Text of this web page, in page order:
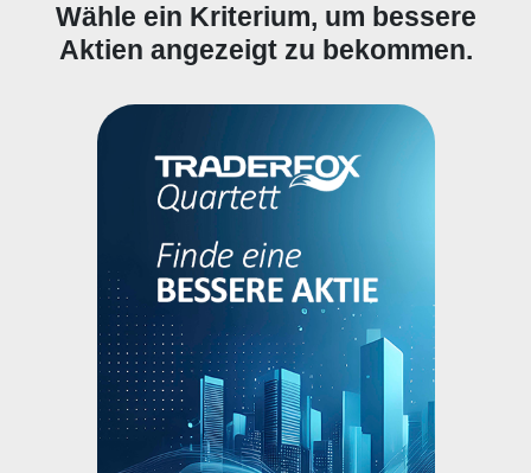
Wähle ein Kriterium, um bessere
Aktien angezeigt zu bekommen.